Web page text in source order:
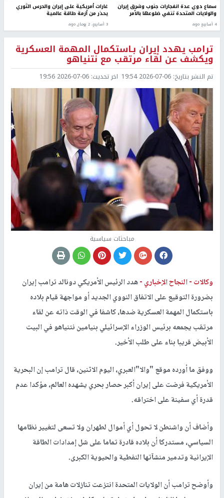
سماع دوي عدة انفجارات جنوب وشرق إيران
والولايات المتحدة تنفي ضلوعها بالأمر
4 أسابيع ago
غارات أمريكية على إيران والحرس الثوري
يحذر من أزمة طاقة عالمية
3 أسابيع، 2 يومان ago
ترامب يهدد إيران بـاستكمال المهمة العسكرية
ويكشف عن لقاء مرتقب مع نتنياهو
تم النشر بتاريخ: 2026-07-06 19:54 اخر تحديث: 2026-07-06 19:56
مباحثات سياسية
وكالات -النجاح الإخباري -هدد الرئيس الأمريكي دونالد ترامب إيران
بضرورة التوقيع على الاتفاق النووي الجديد أو مواجهة قيام بلاده
باستكمال المهمة العسكرية ضدها، كاشفا في الوقت ذاته عن لقاء
مرتقب يجمعه برئيس الوزراء الإسرائيلي بنيامين نتنياهو في البيت
الأبيض قريبا بناء على طلب الأخير.
ووفق ما أورده موقع "والا"العبري، اليوم الاثنين، قال ترامب إن البحرية
الأمريكية فرضت على إيران أكبر حصار بحري يشهده العالم، مؤكدا عدم
قدرة أي سفينة على اختراقه.
وأضاف أن واشنطن لا تحول أي أموال لطهران ولا تسعى لتغيير نظامها
السياسي، مستدركا أن بلاده قادرة تماما على شل إمدادات الطاقة
الإيرانية وتدمير منشآتها النفطية والحيوية الكبرى.
وأوضح ترامب أن الولايات المتحدة انتزعت تنازلات هامة من إيران